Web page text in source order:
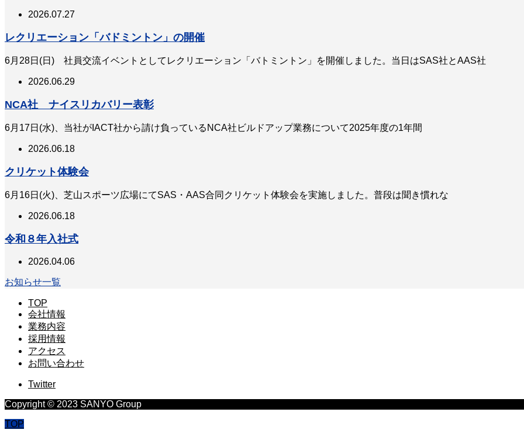
2026.07.27
レクリエーション「バドミントン」の開催
6月28日(日) 社員交流イベントとしてレクリエーション「バトミントン」を開催しました。当日はSAS社とAAS社
2026.06.29
NCA社 ナイスリカバリー表彰
6月17日(水)、当社がIACT社から請け負っているNCA社ビルドアップ業務について2025年度の1年間
2026.06.18
クリケット体験会
6月16日(火)、芝山スポーツ広場にてSAS・AAS合同クリケット体験会を実施しました。普段は聞き慣れな
2026.06.18
令和８年入社式
2026.04.06
お知らせ一覧
TOP
会社情報
業務内容
採用情報
アクセス
お問い合わせ
Twitter
Copyright © 2023 SANYO Group
TOP